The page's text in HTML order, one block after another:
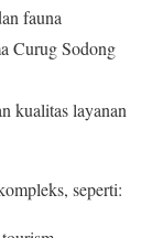
fauna
Curug Sodong
kualitas layanan
seperti: